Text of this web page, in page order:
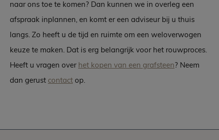
naar ons toe te komen? Dan kunnen we in overleg een
afspraak inplannen, en komt er een adviseur bij u thuis
langs. Zo heeft u de tijd en ruimte om een weloverwogen
keuze te maken. Dat is erg belangrijk voor het rouwproces.
Heeft u vragen over het kopen van een grafsteen? Neem
dan gerust contact op.